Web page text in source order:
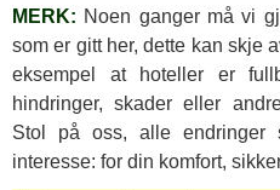
MERK: Noen ganger må vi
som er gitt her, dette kan skje
eksempel at hoteller er
hindringer, skader eller
Stol på oss, alle
interesse: for din komfort,